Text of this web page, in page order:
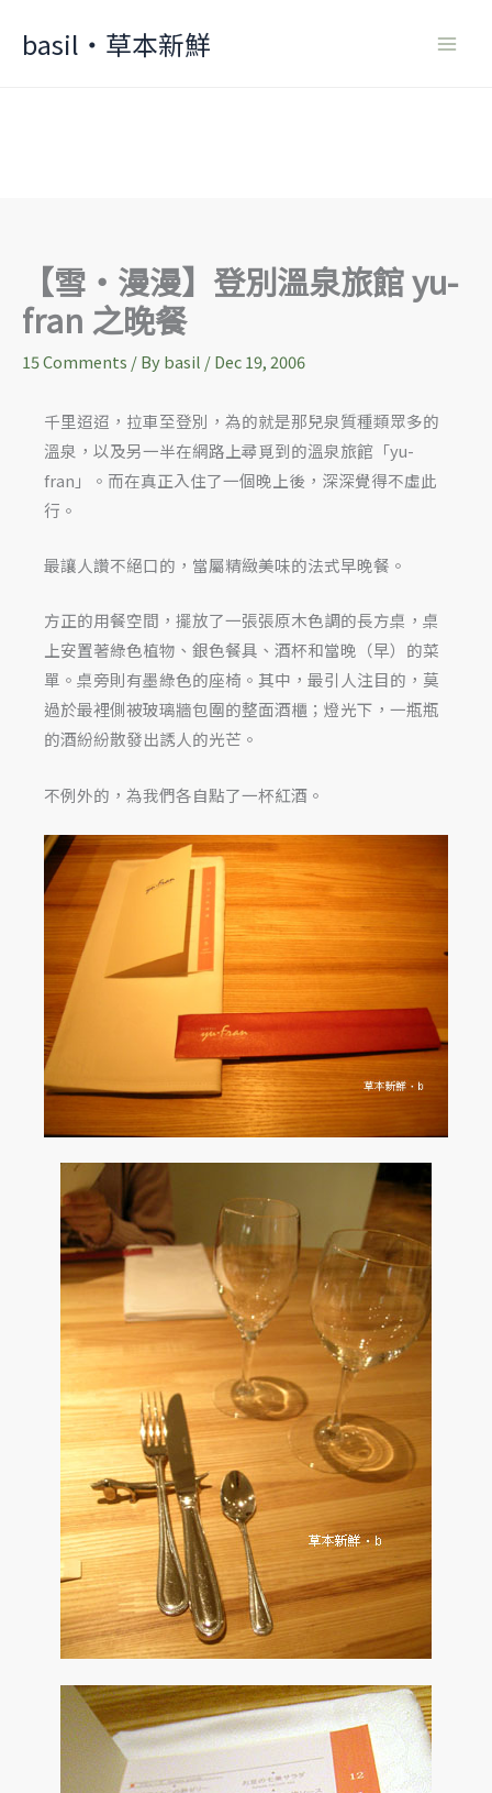
basil‧草本新鮮
【雪‧漫漫】登別溫泉旅館 yu-
fran 之晚餐
15 Comments / Bybasil /Dec 19, 2006
千里迢迢，拉車至登別，為的就是那兒泉質種類眾多的
溫泉，以及另一半在網路上尋覓到的溫泉旅館「yu-
fran」。而在真正入住了一個晚上後，深深覺得不虛此
行。
最讓人讚不絕口的，當屬精緻美味的法式早晚餐。
方正的用餐空間，擺放了一張張原木色調的長方桌，桌
上安置著綠色植物、銀色餐具、酒杯和當晚（早）的菜
單。桌旁則有墨綠色的座椅。其中，最引人注目的，莫
過於最裡側被玻璃牆包圍的整面酒櫃；燈光下，一瓶瓶
的酒紛紛散發出誘人的光芒。
不例外的，為我們各自點了一杯紅酒。